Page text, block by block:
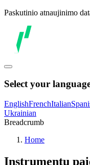
Paskutinio atnaujinimo
Select your
EnglishFrenchItalian
Ukrainian
Breadcrumb
Home
Instrumentų